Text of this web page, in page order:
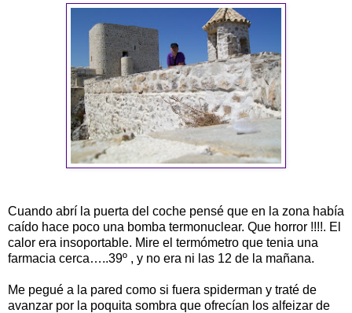
Cuando abrí la puerta del coche pensé que en la zona había
caído hace poco una bomba termonuclear. Que horror !!!!. El
calor era insoportable. Mire el termómetro que tenia una
farmacia cerca…..39º , y no era ni las 12 de la mañana.
Me pegué a la pared como si fuera spiderman y traté de
avanzar por la poquita sombra que ofrecían los alfeizar de